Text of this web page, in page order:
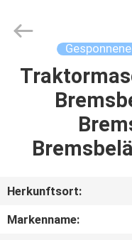
HAUS
PRODUKTE
UNS
Herkunftsort:
Markenname: